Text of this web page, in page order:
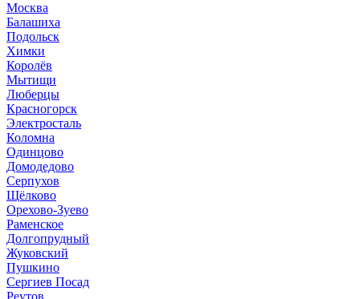
Москва
Балашиха
Подольск
Химки
Королёв
Мытищи
Люберцы
Красногорск
Электросталь
Коломна
Одинцово
Домодедово
Серпухов
Щёлково
Орехово-Зуево
Раменское
Долгопрудный
Жуковский
Пушкино
Сергиев Посад